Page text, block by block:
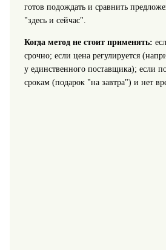
готов подождать и сравнить
"здесь и сейчас".
Когда метод не стоит применять:
срочно; если цена регулируется
у единственного поставщика); если
срокам (подарок "на завтра") и нет